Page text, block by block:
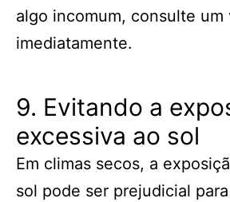
algo incomum, consulte um
imediatamente.
9. Evitando a
excessiva ao sol
Em climas secos, a
sol pode ser prejudicial